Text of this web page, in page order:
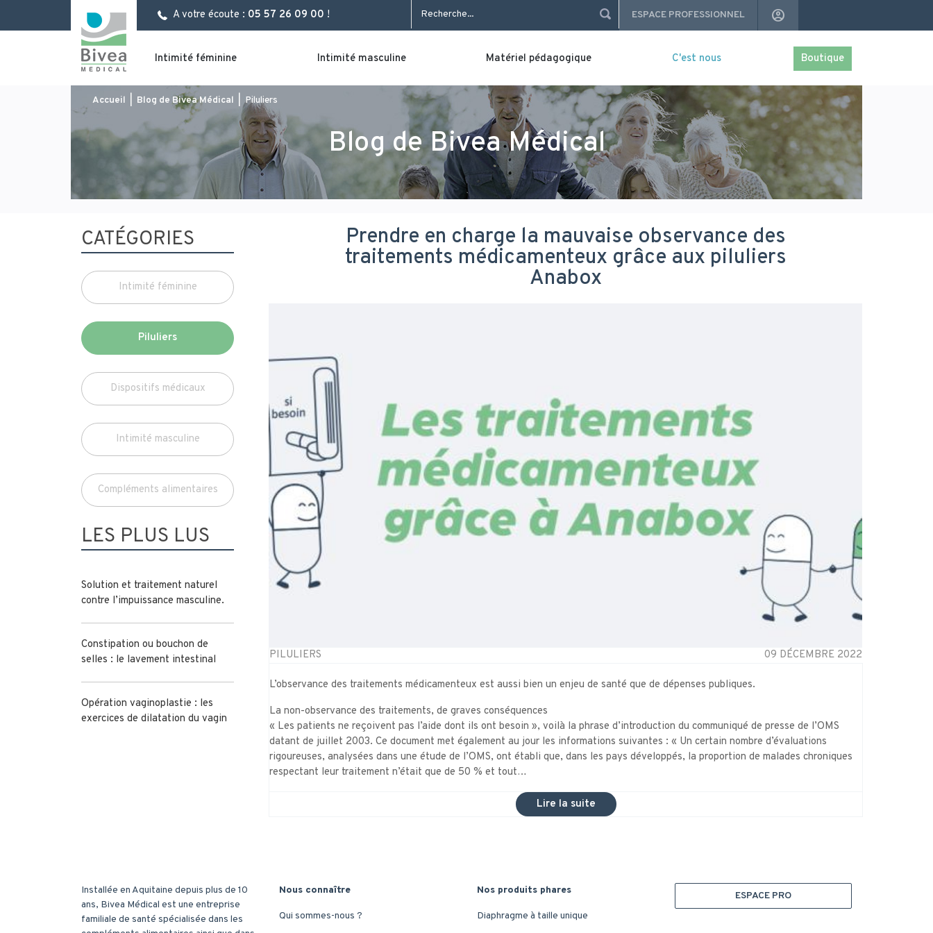
A votre écoute : 05 57 26 09 00 !
Rechercher
Navigation
secondaire
ESPACE PROFESSIONNEL ACCOUNT_CIRCLE
Intimité féminine Intimité masculine Matériel pédagogique C'est nous Boutique
You
are
here
Accueil Blog de Bivea Médical Piluliers
Blog de Bivea Médical
CATÉGORIES
Intimité féminine
Piluliers
Dispositifs médicaux
Intimité masculine
Compléments alimentaires
LES PLUS LUS
Solution et traitement naturel
contre l’impuissance masculine.
Constipation ou bouchon de
selles : le lavement intestinal
Opération vaginoplastie : les
exercices de dilatation du vagin
Prendre en charge la mauvaise observance des
traitements médicamenteux grâce aux piluliers
Anabox
PILULIERS 09 DÉCEMBRE 2022
L’observance des traitements médicamenteux est aussi bien un enjeu de santé que de dépenses publiques.
La non-observance des traitements, de graves conséquences
« Les patients ne reçoivent pas l’aide dont ils ont besoin », voilà la phrase d’introduction du communiqué de presse de l’OMS
datant de juillet 2003. Ce document met également au jour les informations suivantes : « Un certain nombre d’évaluations
rigoureuses, analysées dans une étude de l’OMS, ont établi que, dans les pays développés, la proportion de malades chroniques
respectant leur traitement n’était que de 50 % et tout…
Lire la suite
Installée en Aquitaine depuis plus de 10
ans, Bivea Médical est une entreprise
familiale de santé spécialisée dans les
Nous connaître
Qui sommes-nous ?
Nos produits phares
Diaphragme à taille unique
ESPACE PRO